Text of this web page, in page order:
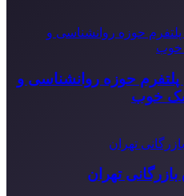
حوزه روانشناسی و
خوب
تهران